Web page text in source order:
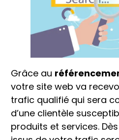
Grâce au
votre site web va
trafic qualifié qui sera
d’une clientèle
produits et services.